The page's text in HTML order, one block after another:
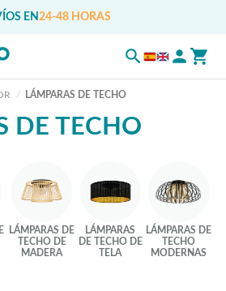
EN 24-48 HORAS
LÁMPARAS DE TECHO
DE TECHO
LÁMPARAS DE
TECHO DE
MADERA
LÁMPARAS
DE TECHO DE
TELA
LÁMPARAS DE
TECHO
MODERNAS